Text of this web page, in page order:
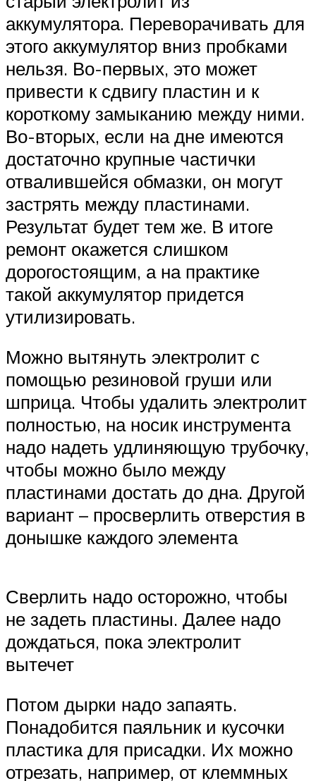
аккумулятора. Переворачивать для
этого аккумулятор вниз пробками
нельзя. Во-первых, это может
привести к сдвигу пластин и к
короткому замыканию между ними.
Во-вторых, если на дне имеются
достаточно крупные частички
отвалившейся обмазки, он могут
застрять между пластинами.
Результат будет тем же. В итоге
ремонт окажется слишком
дорогостоящим, а на практике
такой аккумулятор придется
утилизировать.
Можно вытянуть электролит с
помощью резиновой груши или
шприца. Чтобы удалить электролит
полностью, на носик инструмента
надо надеть удлиняющую трубочку,
чтобы можно было между
пластинами достать до дна. Другой
вариант – просверлить отверстия в
донышке каждого элемента
Сверлить надо осторожно, чтобы
не задеть пластины. Далее надо
дождаться, пока электролит
вытечет
Потом дырки надо запаять.
Понадобится паяльник и кусочки
пластика для присадки. Их можно
отрезать, например, от клеммных